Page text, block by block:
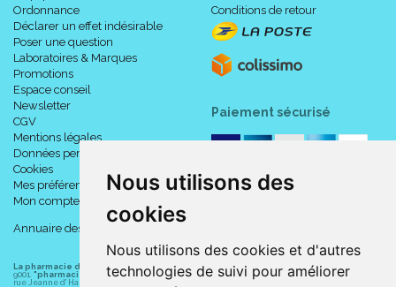
Nous utilisons des
cookies
Nous utilisons des cookies et d'autres
technologies de suivi pour améliorer
Ordonnance
Déclarer un effet indésirable
Poser une question
Laboratoires & Marques
Promotions
Espace conseil
Newsletter
CGV
Mentions légales
Données personnelles
Cookies
Mes préférences Cookies
Mon compte
Annuaire des pharmacies
Conditions de retour
Paiement sécurisé
La pharmacie du centre à Albert
(80300) est une pharmacie française certifiée ISO
9001. "pharmacie-du-centre-albert.fr " est le site internet de la pharmacie du centre
rue Jeanne d' Harcourt, 80300 Albert.